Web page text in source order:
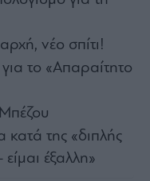
νέο σπίτι!
το «Απαραίτητο
της «διπλής
έξαλλη»